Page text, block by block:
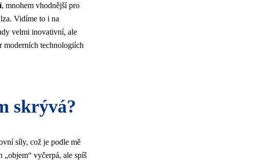
, mnohem vhodnější pro
Vidíme to i na
velmi inovativní, ale
moderních technologiích
skrývá?
síly, což je podle mě
vyčerpá, ale spíš